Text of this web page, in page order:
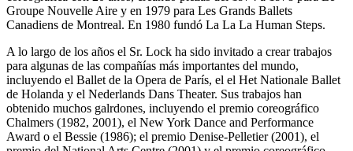
Groupe Nouvelle Aire y en 1979 para Les Grands Ballets
Canadiens de Montreal. En 1980 fundó La La La Human Steps.
A lo largo de los años el Sr. Lock ha sido invitado a crear trabajos
para algunas de las compañías más importantes del mundo,
incluyendo el Ballet de la Opera de París, el el Het Nationale Ballet
de Holanda y el Nederlands Dans Theater. Sus trabajos han
obtenido muchos galrdones, incluyendo el premio coreográfico
Chalmers (1982, 2001), el New York Dance and Performance
Award o el Bessie (1986); el premio Denise-Pelletier (2001), el